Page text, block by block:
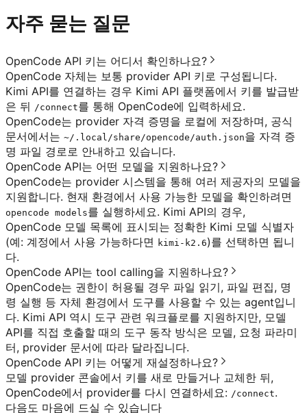
자주 묻는 질문
OpenCode API 키는 어디서 확인하나요?
OpenCode 자체는 보통 provider API 키로 구성됩니다.
Kimi API를 연결하는 경우 Kimi API 플랫폼에서 키를 발급받
은 뒤 /connect를 통해 OpenCode에 입력하세요.
OpenCode는 provider 자격 증명을 로컬에 저장하며, 공식
문서에서는 ~/.local/share/opencode/auth.json을 자격 증
명 파일 경로로 안내하고 있습니다.
OpenCode API는 어떤 모델을 지원하나요?
OpenCode는 provider 시스템을 통해 여러 제공자의 모델을
지원합니다. 현재 환경에서 사용 가능한 모델을 확인하려면
opencode models를 실행하세요. Kimi API의 경우,
OpenCode 모델 목록에 표시되는 정확한 Kimi 모델 식별자
(예: 계정에서 사용 가능하다면 kimi-k2.6)를 선택하면 됩니
다.
OpenCode API는 tool calling을 지원하나요?
OpenCode는 권한이 허용될 경우 파일 읽기, 파일 편집, 명
령 실행 등 자체 환경에서 도구를 사용할 수 있는 agent입니
다. Kimi API 역시 도구 관련 워크플로를 지원하지만, 모델
API를 직접 호출할 때의 도구 동작 방식은 모델, 요청 파라미
터, provider 문서에 따라 달라집니다.
OpenCode API 키는 어떻게 재설정하나요?
모델 provider 콘솔에서 키를 새로 만들거나 교체한 뒤,
OpenCode에서 provider를 다시 연결하세요: /connect.
다음도 마음에 드실 수 있습니다